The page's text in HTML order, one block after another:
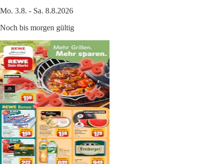
Mo. 3.8. - Sa. 8.8.2026
Noch bis morgen gültig